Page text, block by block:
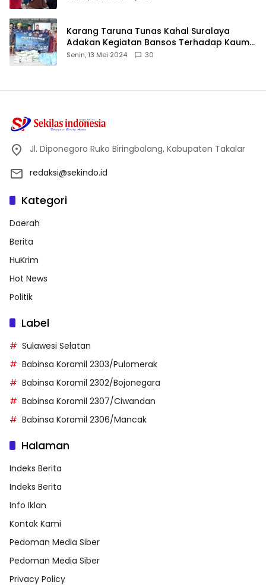
Karang Taruna Tunas Kahal Suralaya
Adakan Kegiatan Bansos Terhadap Kaum
Dhuafa dan Anak Yatim-Piatu
Senin, 13 Mei 2024 30
Jl. Diponegoro Ruko Biringbalang, Kabupaten Takalar
redaksi@sekindo.id
Kategori
Daerah
Berita
HuKrim
Hot News
Politik
Label
Sulawesi Selatan
Babinsa Koramil 2303/Pulomerak
Babinsa Koramil 2302/Bojonegara
Babinsa Koramil 2307/Ciwandan
Babinsa Koramil 2306/Mancak
Halaman
Indeks Berita
Indeks Berita
Info Iklan
Kontak Kami
Pedoman Media Siber
Pedoman Media Siber
Privacy Policy